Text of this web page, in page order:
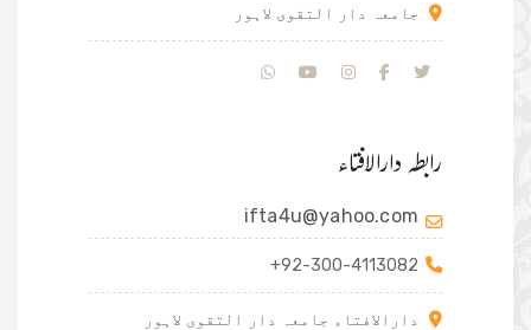
جامعہ دار التقوی لاہور
رابطہ دارالافتاء
ifta4u@yahoo.com
+92-300-4113082
دارالافتاء جامعہ دار التقوی لاہور